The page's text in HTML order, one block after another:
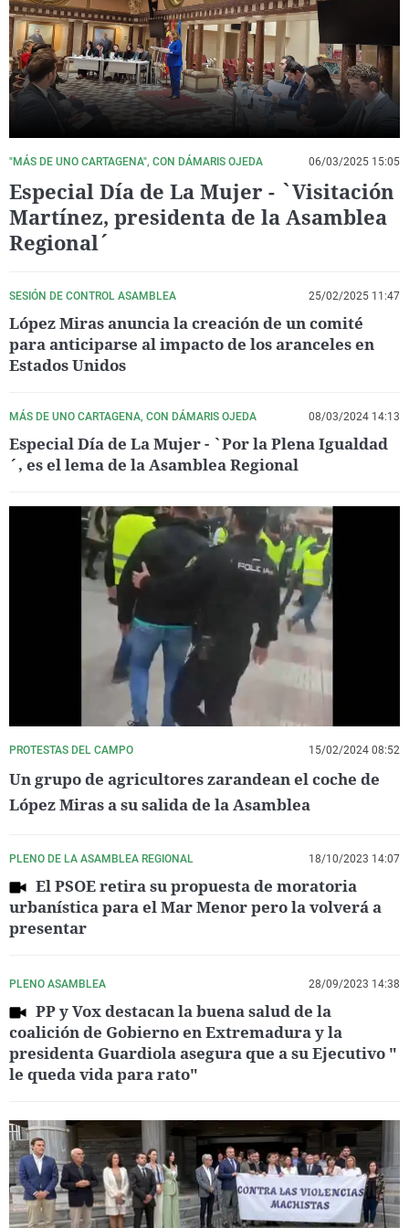
La rosa de los vientos
Gente viajera
Como el perro y el
Caso
Retornados
Equipo de
Operación Viuda
Extremadura
Galicia
La Rioja
Navarra
País Vasco
Virales
Televisión
Elecciones
"MÁS DE UNO CARTAGENA", CON DÁMARIS OJEDA 06/03/2025 15:05
Especial Día de La Mujer - `Visitación
Martínez, presidenta de la Asamblea
Regional´
SESIÓN DE CONTROL ASAMBLEA 25/02/2025 11:47
López Miras anuncia la creación de un comité
para anticiparse al impacto de los aranceles en
Estados Unidos
MÁS DE UNO CARTAGENA, CON DÁMARIS OJEDA 08/03/2024 14:13
Especial Día de La Mujer - `Por la Plena Igualdad
´, es el lema de la Asamblea Regional
PROTESTAS DEL CAMPO 15/02/2024 08:52
Un grupo de agricultores zarandean el coche de
López Miras a su salida de la Asamblea
PLENO DE LA ASAMBLEA REGIONAL 18/10/2023 14:07
El PSOE retira su propuesta de moratoria
urbanística para el Mar Menor pero la volverá a
presentar
PLENO ASAMBLEA 28/09/2023 14:38
PP y Vox destacan la buena salud de la
coalición de Gobierno en Extremadura y la
presidenta Guardiola asegura que a su Ejecutivo "
le queda vida para rato"